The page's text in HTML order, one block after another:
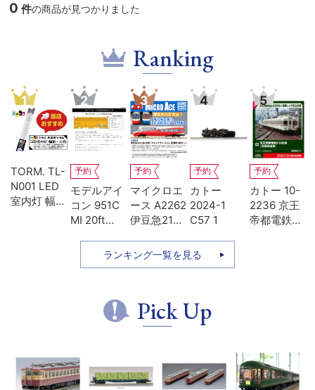
0 件の商品が見つかりました
Ranking
1
TORM. TL-
N001 LED
室内灯 幅狭
2
予約
モデルアイ
コン 951C
MI 20ft
3
予約
マイクロエ
ース A2262
伊豆急2100
ルファ・リ
ゾート21 登
4
予約
カトー
2024-1
C57 1
5
予約
カトー 10-
2236 京王
帝都電鉄
ランキング一覧を見る
Pick Up